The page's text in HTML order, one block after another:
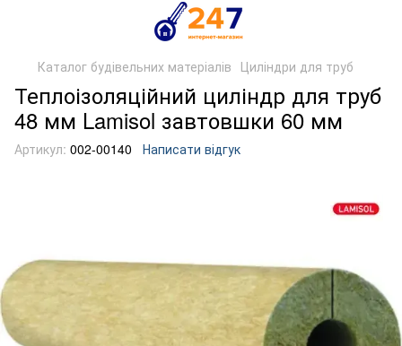
Каталог будівельних матеріалів Циліндри для труб
Теплоізоляційний циліндр для труб
48 мм Lamisol завтовшки 60 мм
Артикул: 002-00140 Написати відгук